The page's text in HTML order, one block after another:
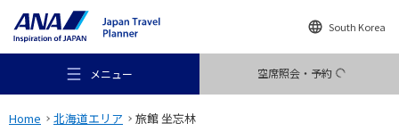
South Korea
メニュー 空席照会・予約
Home 北海道エリア 旅館 坐忘林